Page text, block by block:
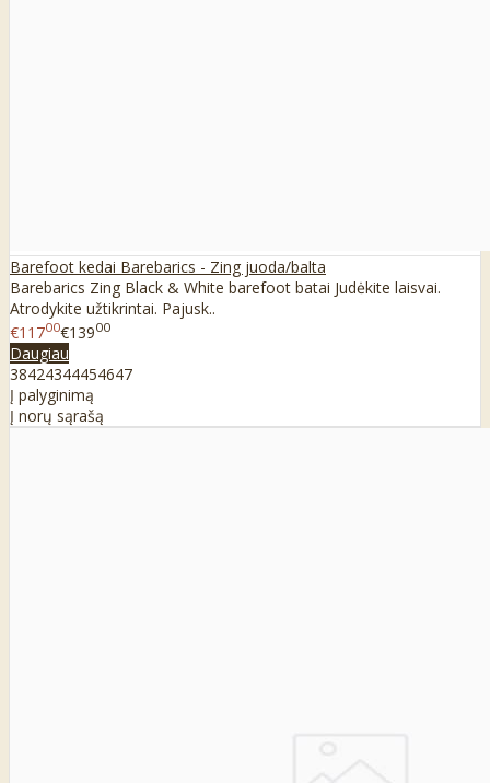
Barefoot kedai Barebarics - Zing juoda/balta
Barebarics Zing Black & White barefoot batai Judėkite laisvai.
Atrodykite užtikrintai. Pajusk..
€11700€13900
Daugiau
38424344454647
Į palyginimą
Į norų sąrašą